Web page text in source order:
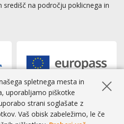
središč na področju poklicnega in
|Piškotki
Skrij
spletnega mesta in
uporabljamo piškotke
strani soglašate z
Vaš obisk zabeležimo, le če